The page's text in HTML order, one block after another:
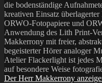
die bodenständige
kreativen Einsatz
ORWO-Fotopapiere und
Anwendung des Lith Print-
Makkerrony mit freier,
begeisterter Hörer analoger
Atelier Flackerlight ist jedes
auf besondere Weise
Der Herr Makkerrony